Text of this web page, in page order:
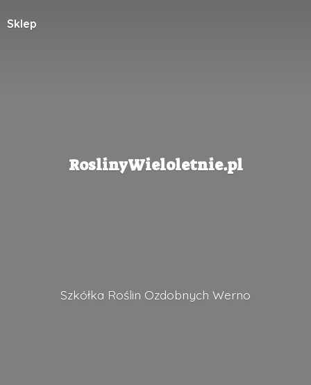
Sklep
RoslinyWieloletnie.pl
Szkółka Roślin Ozdobnych Werno